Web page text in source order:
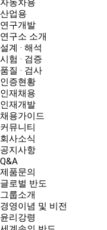
자동차용
산업용
연구개발
연구소 소개
설계 · 해석
시험 · 검증
품질 · 검사
인증현황
인재채용
인재개발
채용가이드
커뮤니티
회사소식
공지사항
Q&A
제품문의
글로벌 반도
그룹소개
경영이념 및 비전
윤리강령